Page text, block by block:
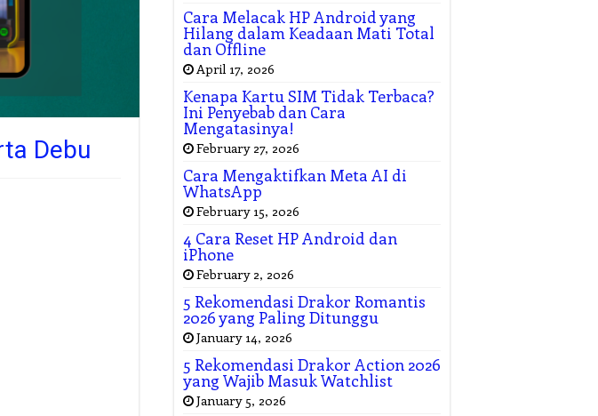
Debu
Cara Melacak HP Android yang
Hilang dalam Keadaan Mati Total
dan Offline
April 17, 2026
Kenapa Kartu SIM Tidak Terbaca?
Ini Penyebab dan Cara
Mengatasinya!
February 27, 2026
Cara Mengaktifkan Meta AI di
WhatsApp
February 15, 2026
4 Cara Reset HP Android dan
iPhone
February 2, 2026
5 Rekomendasi Drakor Romantis
2026 yang Paling Ditunggu
January 14, 2026
5 Rekomendasi Drakor Action 2026
yang Wajib Masuk Watchlist
January 5, 2026